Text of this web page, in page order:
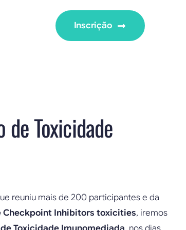
Inscrição
de Toxicidade
reuniu mais de 200 participantes e da
Checkpoint Inhibitors toxicities, iremos